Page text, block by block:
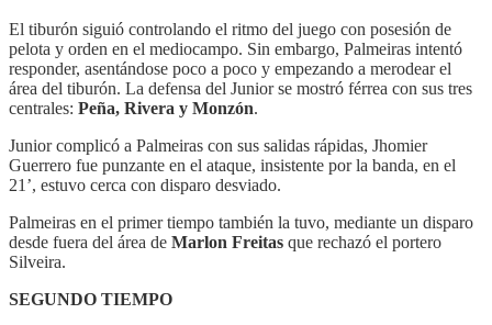
El tiburón siguió controlando el ritmo del juego con posesión de
pelota y orden en el mediocampo. Sin embargo, Palmeiras intentó
responder, asentándose poco a poco y empezando a merodear el
área del tiburón. La defensa del Junior se mostró férrea con sus tres
centrales: Peña, Rivera y Monzón.
Junior complicó a Palmeiras con sus salidas rápidas, Jhomier
Guerrero fue punzante en el ataque, insistente por la banda, en el
21’, estuvo cerca con disparo desviado.
Palmeiras en el primer tiempo también la tuvo, mediante un disparo
desde fuera del área de Marlon Freitas que rechazó el portero
Silveira.
SEGUNDO TIEMPO